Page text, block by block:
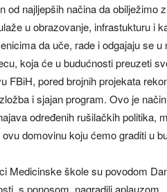
od najljepših načina da obilježimo
u obrazovanje, infrastukturu i
da uče, rade i odgajaju se
koja će u budućnosti preuzeti
FBiH, pored brojnih projekata
i sjajan program. Ovo je
određenih rušilačkih politika,
domovinu koju ćemo graditi u
Medicinske škole su povodom
s ponosom, nagradili aplauzom.